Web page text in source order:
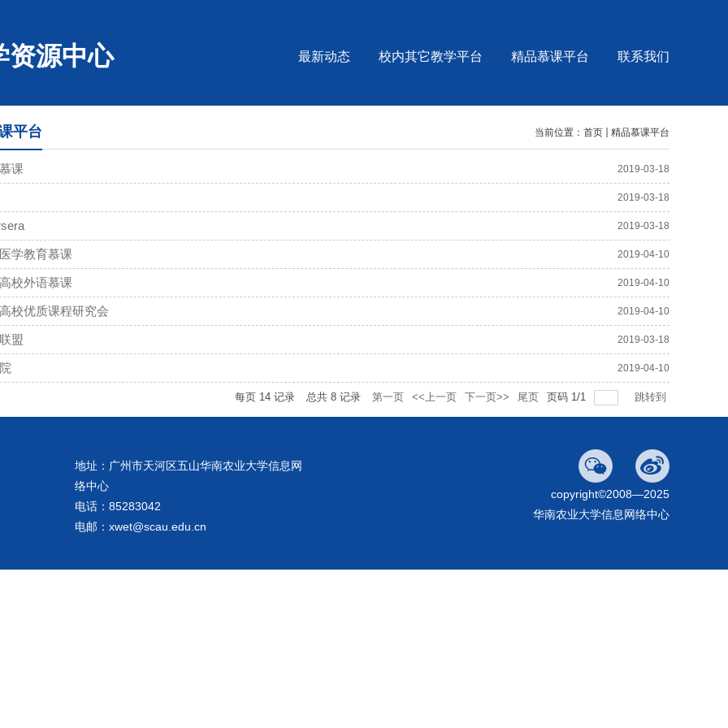
资源中心 最新动态 校内其它教学平台 精品慕课平台 联系我们
平台 当前位置： 首页 精品慕课平台
课 2019-03-18
2019-03-18
2019-03-18
学教育慕课 2019-04-10
校外语慕课 2019-04-10
校优质课程研究会 2019-04-10
盟 2019-03-18
2019-04-10
每页 14 记录 总共 8 记录 第一页 <<上一页 下一页>> 尾页 页码 1/1 跳转到
地址：广州市天河区五山华南农业大学信息网
络中心
电话：85283042
电邮：xwet@scau.edu.cn
copyright©2008—2025
华南农业大学信息网络中心